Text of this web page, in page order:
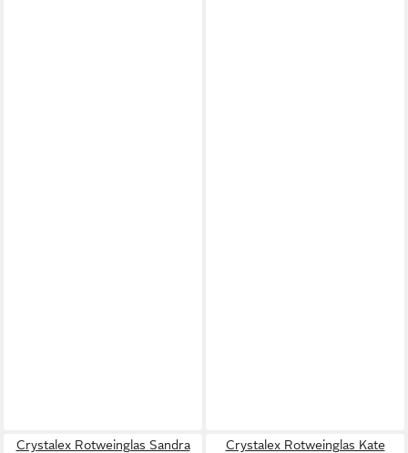
Crystalex Rotweinglas Sandra
Crystalex Rotweinglas Kate